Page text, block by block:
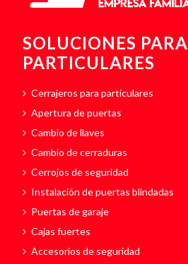
SOLUCIONES PARA
PARTICULARES
Cerrajeros para particulares
Apertura de puertas
Cambio de llaves
Cambio de cerraduras
Cerrojos de seguridad
Instalación de puertas blindadas
Puertas de garaje
Cajas fuertes
Accesorios de seguridad